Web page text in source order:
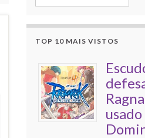
TOP 10 MAIS VISTOS